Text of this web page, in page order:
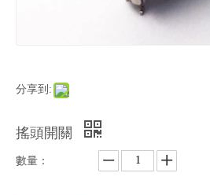
分享到:
搖頭開關
數量：